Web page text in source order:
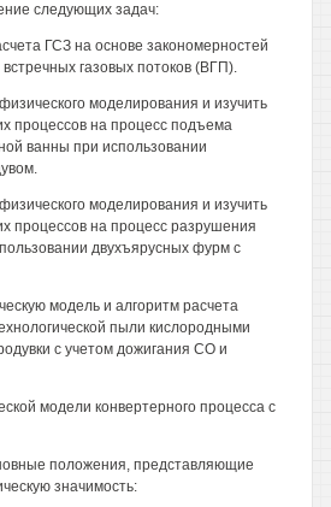
следующих задач:
ГСЗ на основе закономерностей
газовых потоков (ВГП).
моделирования и изучить
процессов на процесс подъема
ванны при использовании
моделирования и изучить
процессов на процесс разрушения
двухъярусных фурм с
модель и алгоритм расчета
пыли кислородными
с учетом дожигания СО и
модели конвертерного процесса с
положения, представляющие
значимость: